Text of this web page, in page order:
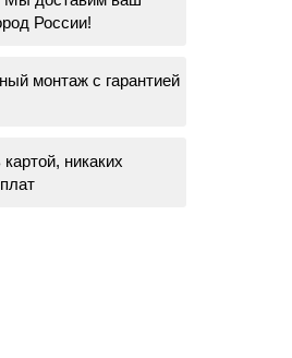
России!
монтаж с гарантией
никаких